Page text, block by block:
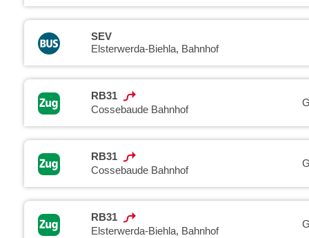
SEV
Elsterwerda-Biehla, Bahnhof
RB31
Cossebaude Bahnhof
RB31
Cossebaude Bahnhof
RB31
Elsterwerda-Biehla, Bahnhof